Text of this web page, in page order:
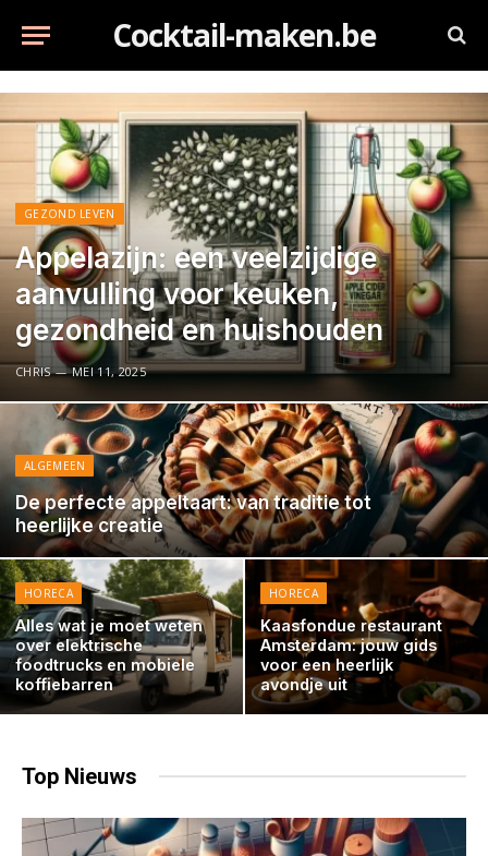
Cocktail-maken.be
GEZOND LEVEN
Appelazijn: een veelzijdige
aanvulling voor keuken,
gezondheid en huishouden
CHRIS MEI 11, 2025
ALGEMEEN
De perfecte appeltaart: van traditie tot
heerlijke creatie
HORECA
Alles wat je moet weten
over elektrische
foodtrucks en mobiele
koffiebarren
HORECA
Kaasfondue restaurant
Amsterdam: jouw gids
voor een heerlijk
avondje uit
Top Nieuws